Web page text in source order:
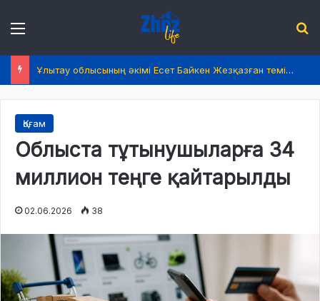
Ұлытау облысының әкімі Есет Байкен Жезқазған темір жол вокзалындағы жаңғырту жұмыстарын бақылады
Қоғам
Облыста тұтынушыларға 34
миллион теңге қайтарылды
02.06.2026 38